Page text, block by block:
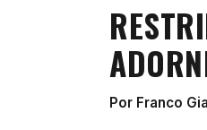
Por Franco